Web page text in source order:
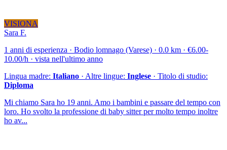
VISIONA
Sara F.
1 anni di esperienza · Bodio lomnago (Varese) · 0.0 km · €6.00-
10.00/h · vista nell'ultimo anno
Lingua madre: Italiano · Altre lingue: Inglese · Titolo di studio:
Diploma
Mi chiamo Sara ho 19 anni. Amo i bambini e passare del tempo con
loro. Ho svolto la professione di baby sitter per molto tempo inoltre
ho av...